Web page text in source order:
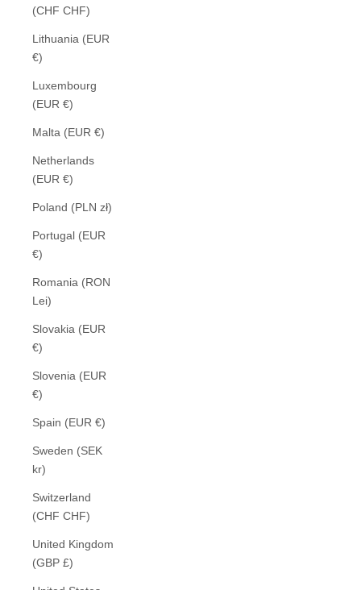
(CHF CHF)
Lithuania (EUR
€)
Luxembourg
(EUR €)
Malta (EUR €)
Netherlands
(EUR €)
Poland (PLN zł)
Portugal (EUR
€)
Romania (RON
Lei)
Slovakia (EUR
€)
Slovenia (EUR
€)
Spain (EUR €)
Sweden (SEK
kr)
Switzerland
(CHF CHF)
United Kingdom
(GBP £)